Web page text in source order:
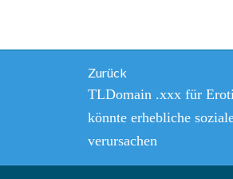
Zurück
Vorheriger
Beitrag:
TLDomain .xxx für
könnte erhebliche
verursachen